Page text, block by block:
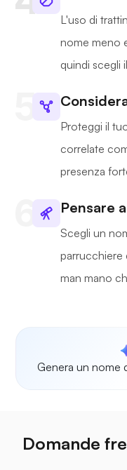
L'uso di
nome meno
quindi scegli
Proteggi il
correlate
presenza
Pensare
Scegli un
parrucchiere
man mano
Genera un nome
Domande